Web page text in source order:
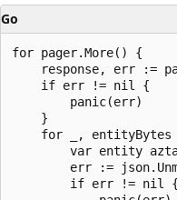
Go
for pager.More() {
response, err :=
    if err != nil {
        panic(err)
    }
for _,
var entity
err :=
        if err != nil {